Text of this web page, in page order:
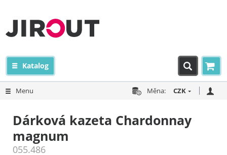
Katalog
Menu Měna: CZK
Dárková kazeta Chardonnay
magnum
055.486